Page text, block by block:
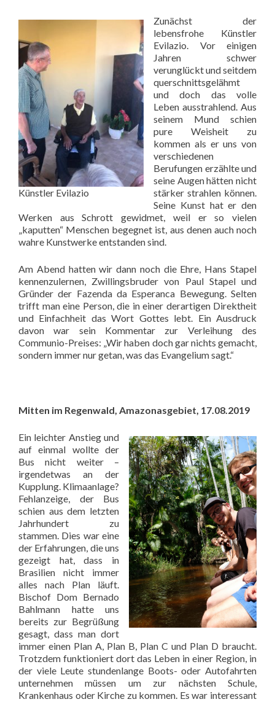
Künstler Evilazio
Zunächst der
lebensfrohe Künstler
Evilazio. Vor einigen
Jahren schwer
verunglückt und seitdem
querschnittsgelähmt
und doch das volle
Leben ausstrahlend. Aus
seinem Mund schien
pure Weisheit zu
kommen als er uns von
verschiedenen
Berufungen erzählte und
seine Augen hätten nicht
stärker strahlen können.
Seine Kunst hat er den
Werken aus Schrott gewidmet, weil er so vielen
„kaputten“ Menschen begegnet ist, aus denen auch noch
wahre Kunstwerke entstanden sind.
Am Abend hatten wir dann noch die Ehre, Hans Stapel
kennenzulernen, Zwillingsbruder von Paul Stapel und
Gründer der Fazenda da Esperanca Bewegung. Selten
trifft man eine Person, die in einer derartigen Direktheit
und Einfachheit das Wort Gottes lebt. Ein Ausdruck
davon war sein Kommentar zur Verleihung des
Communio-Preises: „Wir haben doch gar nichts gemacht,
sondern immer nur getan, was das Evangelium sagt.“
Mitten im Regenwald, Amazonasgebiet, 17.08.2019
Ein leichter Anstieg und
auf einmal wollte der
Bus nicht weiter –
irgendetwas an der
Kupplung. Klimaanlage?
Fehlanzeige, der Bus
schien aus dem letzten
Jahrhundert zu
stammen. Dies war eine
der Erfahrungen, die uns
gezeigt hat, dass in
Brasilien nicht immer
alles nach Plan läuft.
Bischof Dom Bernado
Bahlmann hatte uns
bereits zur Begrüßung
gesagt, dass man dort
immer einen Plan A, Plan B, Plan C und Plan D braucht.
Trotzdem funktioniert dort das Leben in einer Region, in
der viele Leute stundenlange Boots- oder Autofahrten
unternehmen müssen um zur nächsten Schule,
Krankenhaus oder Kirche zu kommen. Es war interessant